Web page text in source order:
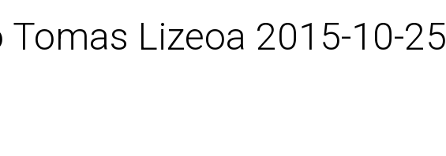
Tomas Lizeoa 2015-10-25